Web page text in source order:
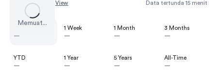
Memuat...
Chart by TradingView Data tertunda 15 menit
—
1 Week
—
1 Month
—
3 Months
—
YTD
—
1 Year
—
5 Years
—
All-Time
—